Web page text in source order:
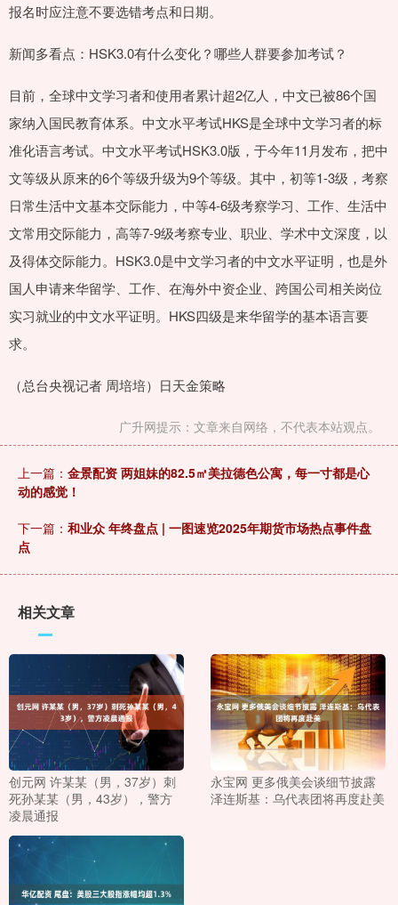
报名时应注意不要选错考点和日期。
新闻多看点：HSK3.0有什么变化？哪些人群要参加考试？
目前，全球中文学习者和使用者累计超2亿人，中文已被86个国
家纳入国民教育体系。中文水平考试HKS是全球中文学习者的标
准化语言考试。中文水平考试HSK3.0版，于今年11月发布，把中
文等级从原来的6个等级升级为9个等级。其中，初等1-3级，考察
日常生活中文基本交际能力，中等4-6级考察学习、工作、生活中
文常用交际能力，高等7-9级考察专业、职业、学术中文深度，以
及得体交际能力。HSK3.0是中文学习者的中文水平证明，也是外
国人申请来华留学、工作、在海外中资企业、跨国公司相关岗位
实习就业的中文水平证明。HKS四级是来华留学的基本语言要
求。
（总台央视记者 周培培）日天金策略
广升网提示：文章来自网络，不代表本站观点。
上一篇： 金景配资 两姐妹的82.5㎡美拉德色公寓，每一寸都是心
动的感觉！
下一篇： 和业众 年终盘点 | 一图速览2025年期货市场热点事件盘
点
相关文章
创元网 许某某（男，37岁）刺
死孙某某（男，43岁），警方
凌晨通报
永宝网 更多俄美会谈细节披露
泽连斯基：乌代表团将再度赴美